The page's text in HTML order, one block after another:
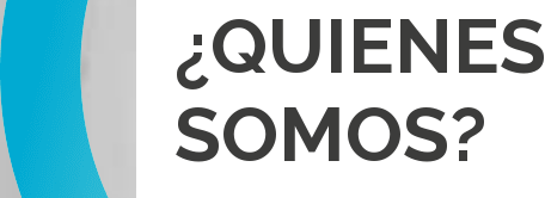
¿QUIENES
SOMOS?